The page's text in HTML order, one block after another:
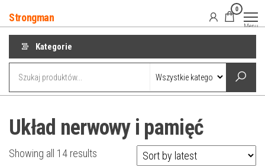
do
treści
Strongman
0
Menu
Kategorie
Układ nerwowy i pamięć
Showing all 14 results